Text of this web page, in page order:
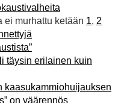
ei murhattu ketään 1, 2
täysin erilainen kuin
kaasukammiohuijauksen
on väärennös